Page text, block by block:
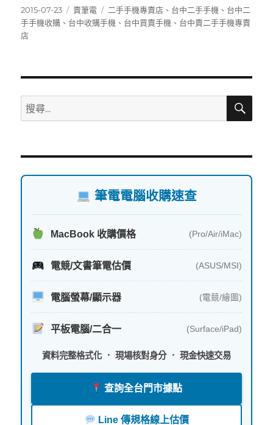
c
e
o
o
it
te
發
佈
日
2015-07-23
分
類
賣筆電
標
籤
二手手機專賣店 、 台中二手手機 、 台中二
手手機收購 、 台中收購手機 、 台中買賣手機 、 台中賣二手手機專賣
店
搜
尋
鍵
字:
搜
筆電電腦收購速查
MacBook 收購價格 (Pro/Air/iMac)
電競/文書筆電估價 (ASUS/MSI)
電腦螢幕/顯示器 (電競/繪圖)
平板電腦/二合一 (Surface/iPad)
資料完整格式化 ． 現場核對身分 ． 現金快速交易
查詢全台門市據點
Line 傳規格線上估價